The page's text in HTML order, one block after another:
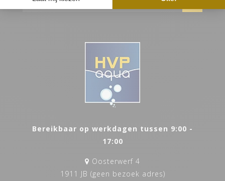
Bereikbaar op werkdagen tussen 9:00 -
17:00
Oosterwerf 4
1911 JB (geen bezoek adres)